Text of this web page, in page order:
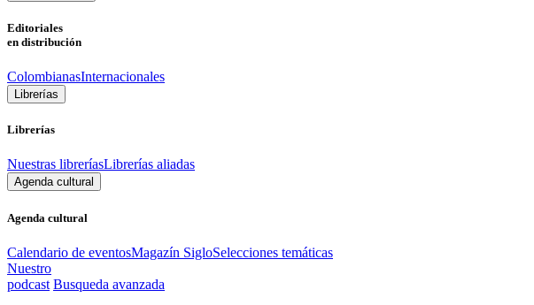
Editoriales
en distribución
ColombianasInternacionales
Librerías
Librerías
Nuestras libreríasLibrerías aliadas
Agenda cultural
Agenda cultural
Calendario de eventosMagazín SigloSelecciones temáticas
Nuestro
podcast Busqueda avanzada